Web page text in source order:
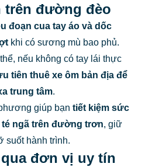
trên đường đèo
đoạn cua tay áo và dốc
khi có sương mù bao phủ.
nếu không có tay lái thực
tiên thuê xe ôm bản địa để
trung tâm.
giúp bạn tiết kiệm sức
té ngã trên đường trơn, giữ
suốt hành trình.
đơn vị uy tín